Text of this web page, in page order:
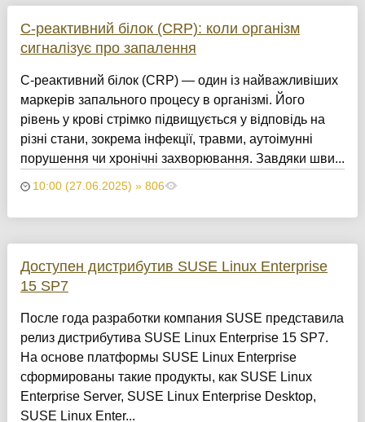
С-реактивний білок (CRP): коли організм
сигналізує про запалення
С-реактивний білок (CRP) — один із найважливіших
маркерів запального процесу в організмі. Його
рівень у крові стрімко підвищується у відповідь на
різні стани, зокрема інфекції, травми, аутоімунні
порушення чи хронічні захворювання. Завдяки шви...
10:00 (27.06.2025) » 806
Доступен дистрибутив SUSE Linux Enterprise
15 SP7
После года разработки компания SUSE представила
релиз дистрибутива SUSE Linux Enterprise 15 SP7.
На основе платформы SUSE Linux Enterprise
сформированы такие продукты, как SUSE Linux
Enterprise Server, SUSE Linux Enterprise Desktop,
SUSE Linux Enter...